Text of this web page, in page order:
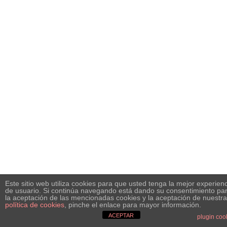
Este sitio web utiliza cookies para que usted tenga la mejor
de usuario. Si continúa navegando está dando su consentimiento
la aceptación de las mencionadas cookies y la aceptación de nuestra
política de cookies , pinche el enlace para mayor información.
plugin
ACEPTAR